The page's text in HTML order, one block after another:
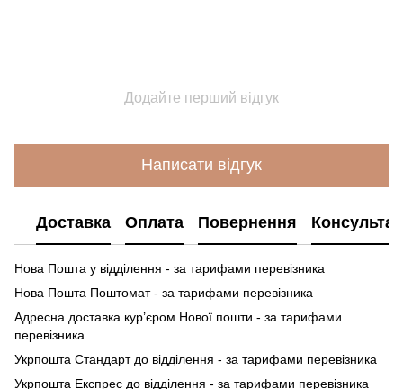
Додайте перший відгук
Написати відгук
Доставка Оплата Повернення
Нова Пошта у відділення - за тарифами перевізника
Нова Пошта Поштомат - за тарифами перевізника
Адресна доставка кур’єром Нової пошти - за тарифами
перевізника
Укрпошта Стандарт до відділення - за тарифами перевізника
Укрпошта Експрес до відділення - за тарифами перевізника